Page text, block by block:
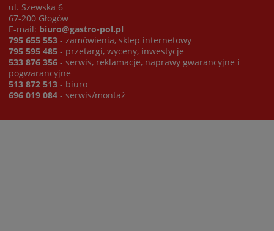
ul. Szewska 6
67-200 Głogów
E-mail: biuro@gastro-pol.pl
795 655 553 - zamówienia, sklep internetowy
795 595 485 - przetargi, wyceny, inwestycje
533 876 356 - serwis, reklamacje, naprawy gwarancyjne i
pogwarancyjne
513 872 513 - biuro
696 019 084 - serwis/montaż